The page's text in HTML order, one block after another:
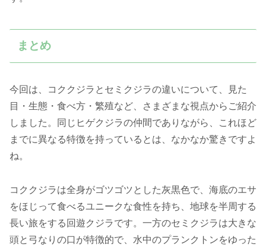
まとめ
今回は、コククジラとセミクジラの違いについて、見た
目・生態・食べ方・繁殖など、さまざまな視点からご紹介
しました。同じヒゲクジラの仲間でありながら、これほど
までに異なる特徴を持っているとは、なかなか驚きですよ
ね。
コククジラは全身がゴツゴツとした灰黒色で、海底のエサ
をほじって食べるユニークな食性を持ち、地球を半周する
長い旅をする回遊クジラです。一方のセミクジラは大きな
頭と弓なりの口が特徴的で、水中のプランクトンをゆった